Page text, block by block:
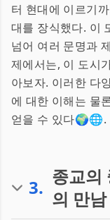
터 현대에 이르기
대를 장식했다. 이
넘어 여러 문명과
제에서는, 이 도시
아보자. 이러한 다
에 대한 이해는 물
얻을 수 있다🌍🌐.
3. 종교의
의 만남